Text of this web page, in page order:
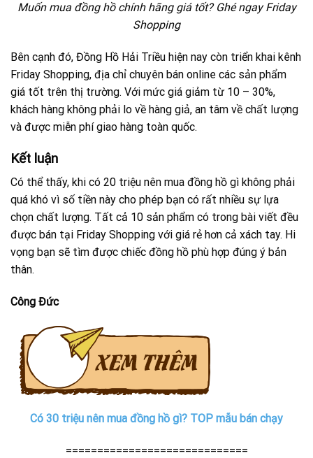
Muốn mua đồng hồ chính hãng giá tốt? Ghé ngay Friday
Shopping
Bên cạnh đó, Đồng Hồ Hải Triều hiện nay còn triển khai kênh
Friday Shopping, địa chỉ chuyên bán online các sản phẩm
giá tốt trên thị trường. Với mức giá giảm từ 10 – 30%,
khách hàng không phải lo về hàng giả, an tâm về chất lượng
và được miễn phí giao hàng toàn quốc.
Kết luận
Có thể thấy, khi có 20 triệu nên mua đồng hồ gì không phải
quá khó vì số tiền này cho phép bạn có rất nhiều sự lựa
chọn chất lượng. Tất cả 10 sản phẩm có trong bài viết đều
được bán tại Friday Shopping với giá rẻ hơn cả xách tay. Hi
vọng bạn sẽ tìm được chiếc đồng hồ phù hợp đúng ý bản
thân.
Công Đức
Có 30 triệu nên mua đồng hồ gì? TOP mẫu bán chạy
=============================